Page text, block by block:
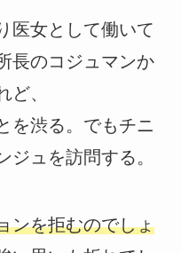
医女として働いて
長のコジュマンか
ど、
を渋る。でもチニ
ジュを訪問する。
ンを拒むのでしょ